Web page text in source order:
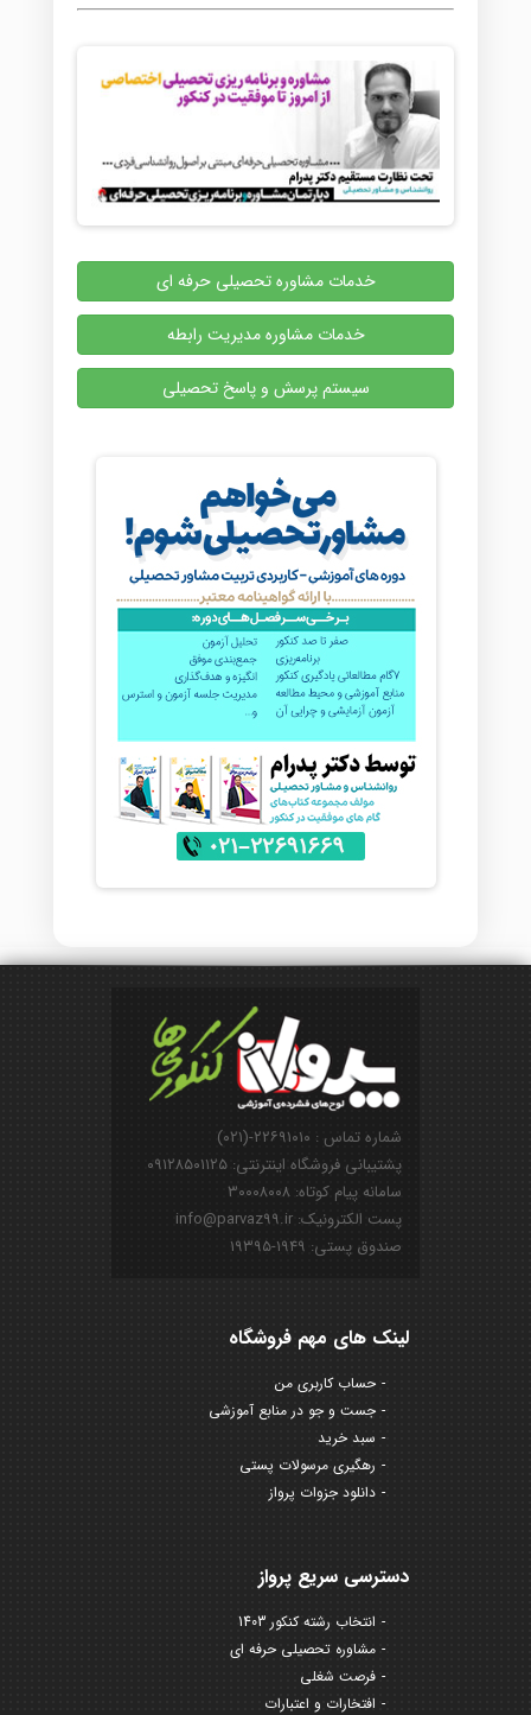
خدمات مشاوره تحصیلی حرفه ای
خدمات مشاوره مدیریت رابطه
سیستم پرسش و پاسخ تحصیلی
شماره تماس : ۲۲۶۹۱۰۱۰-(۰۲۱)
پشتیبانی فروشگاه اینترنتی: ۰۹۱۲۸۵۰۱۱۲۵
سامانه پیام کوتاه: ۳۰۰۰۸۰۰۸
پست الکترونیک: info@parvaz99.ir
صندوق پستی: ۱۹۴۹-۱۹۳۹۵
لینک های مهم فروشگاه
حساب کاربری من
جست و جو در منابع آموزشی
سبد خرید
رهگیری مرسولات پستی
دانلود جزوات پرواز
دسترسی سریع پرواز
انتخاب رشته کنکور 1403
مشاوره تحصیلی حرفه ای
فرصت شغلی
افتخارات و اعتبارات